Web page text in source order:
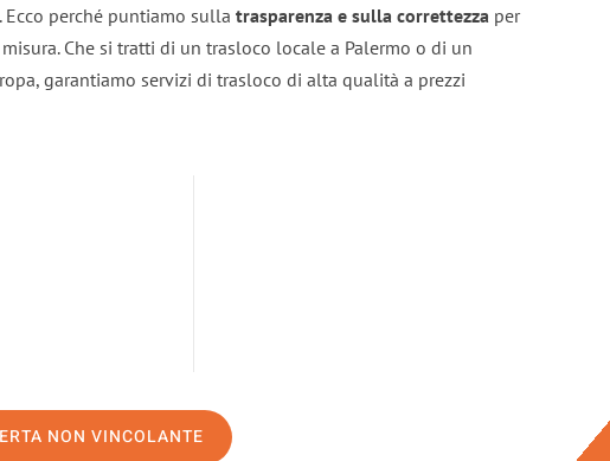
perché puntiamo sulla trasparenza e sulla correttezza per
Che si tratti di un trasloco locale a Palermo o di un
garantiamo servizi di trasloco di alta qualità a prezzi
NON VINCOLANTE